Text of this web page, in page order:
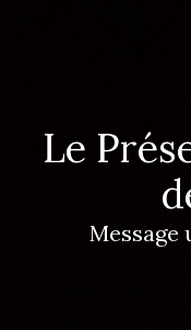
Le
Message